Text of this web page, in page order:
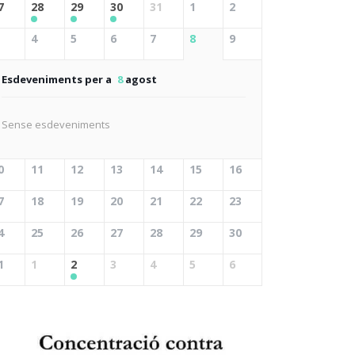
28 29 30 31 1 2
4 5 6 7 8 9
Esdeveniments per a 8agost
Sense esdeveniments
11 12 13 14 15 16
18 19 20 21 22 23
25 26 27 28 29 30
1 2 3 4 5 6